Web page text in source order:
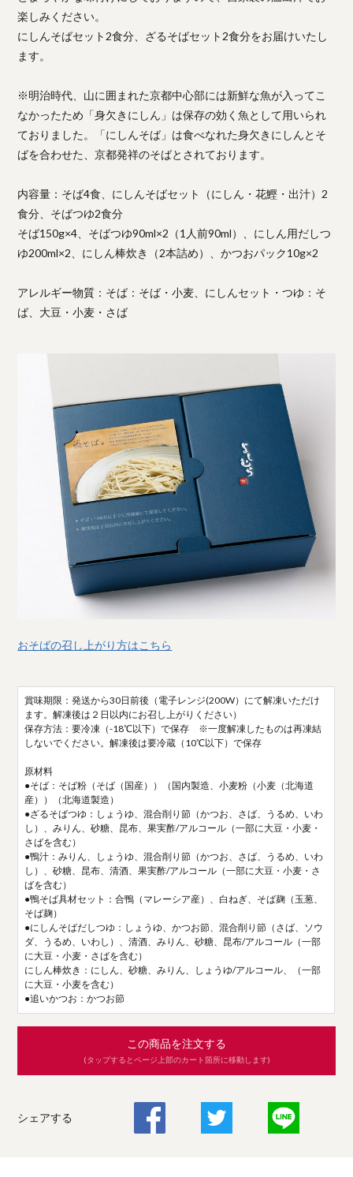
楽しみください。
にしんそばセット2食分、ざるそばセット2食分をお届けいたし
ます。
※明治時代、山に囲まれた京都中心部には新鮮な魚が入ってこ
なかったため「身欠きにしん」は保存の効く魚として用いられ
ておりました。「にしんそば」は食べなれた身欠きにしんとそ
ばを合わせた、京都発祥のそばとされております。
内容量：そば4食、にしんそばセット（にしん・花鰹・出汁）2
食分、そばつゆ2食分
そば150g×4、そばつゆ90ml×2（1人前90ml）、にしん用だしつ
ゆ200ml×2、にしん棒炊き（2本詰め）、かつおパック10g×2
アレルギー物質：そば：そば・小麦、にしんセット・つゆ：そ
ば、大豆・小麦・さば
おそばの召し上がり方はこちら
賞味期限：発送から30日前後（電子レンジ(200W）にて解凍いただけ
ます。解凍後は２日以内にお召し上がりください）
保存方法：要冷凍（-18℃以下）で保存 ※一度解凍したものは再凍結
しないでください。解凍後は要冷蔵（10℃以下）で保存
原材料
●そば：そば粉（そば（国産））（国内製造、小麦粉（小麦（北海道
産））（北海道製造）
●ざるそばつゆ：しょうゆ、混合削り節（かつお、さば、うるめ、いわ
し）、みりん、砂糖、昆布、果実酢/アルコール（一部に大豆・小麦・
さばを含む）
●鴨汁：みりん、しょうゆ、混合削り節（かつお、さば、うるめ、いわ
し）、砂糖、昆布、清酒、果実酢/アルコール（一部に大豆・小麦・さ
ばを含む）
●鴨そば具材セット：合鴨（マレーシア産）、白ねぎ、そば麹（玉葱、
そば麹）
●にしんそばだしつゆ：しょうゆ、かつお節、混合削り節（さば、ソウ
ダ、うるめ、いわし）、清酒、みりん、砂糖、昆布/アルコール（一部
に大豆・小麦・さばを含む）
にしん棒炊き：にしん、砂糖、みりん、しょうゆ/アルコール、（一部
に大豆・小麦を含む）
●追いかつお：かつお節
この商品を注文する
(タップするとページ上部のカート箇所に移動します)
シェアする